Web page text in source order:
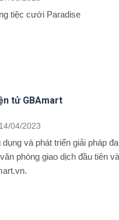
tiệc cưới Paradise
tử GBAmart
14/04/2023
và phát triển giải pháp
phòng giao dịch đầu tiên